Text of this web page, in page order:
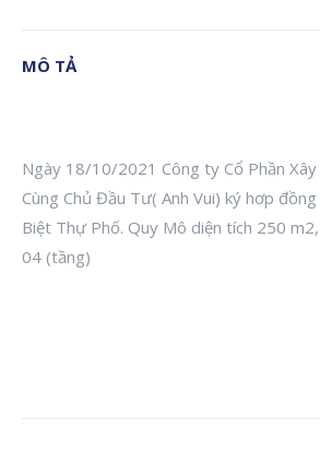
MÔ TẢ
Ngày 18/10/2021 Công ty Cổ Phần
Cùng Chủ Đầu Tư( Anh Vui) ký hơp
Biệt Thự Phố. Quy Mô diện tích 250
04 (tầng)